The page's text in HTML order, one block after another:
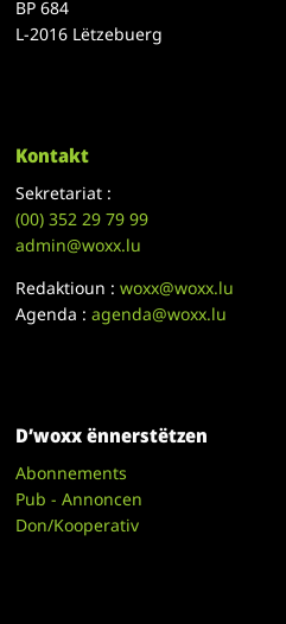
BP 684
L-2016 Lëtzebuerg
Kontakt
Sekretariat :
(00)352 29 79 99
admin@woxx.lu
Redaktioun :woxx@woxx.lu
Agenda :agenda@woxx.lu
D’woxx ënnerstëtzen
Abonnements
Pub - Annoncen
Don/Kooperativ